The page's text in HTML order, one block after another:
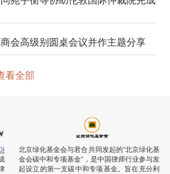
会高级别圆桌会议并作主题分享
看全部
北京绿化基金会与君合共同发起的“北京绿化基
金会碳中和专项基金”，是中国律师行业参与发
起设立的第一支碳中和专项基金。旨在充分利